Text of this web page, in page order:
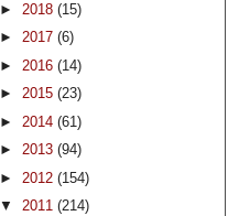
► 2018 (15)
► 2017 (6)
► 2016 (14)
► 2015 (23)
► 2014 (61)
► 2013 (94)
► 2012 (154)
▼ 2011 (214)